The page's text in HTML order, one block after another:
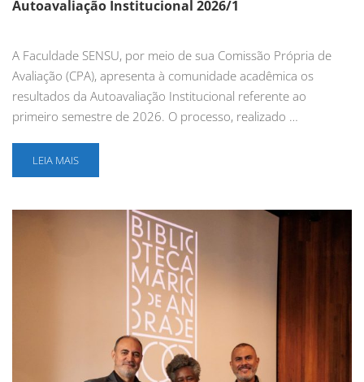
Autoavaliação Institucional 2026/1
A Faculdade SENSU, por meio de sua Comissão Própria de
Avaliação (CPA), apresenta à comunidade acadêmica os
resultados da Autoavaliação Institucional referente ao
primeiro semestre de 2026. O processo, realizado …
LEIA MAIS